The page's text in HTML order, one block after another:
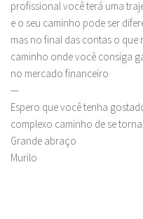
profissional você terá uma
e o seu caminho pode ser
mas no final das contas o
caminho onde você consiga
no mercado financeiro
—
Espero que você tenha
complexo caminho de se
Grande abraço
Murilo